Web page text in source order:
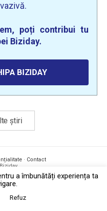
poți contribui tu
Biziday.
BIZIDAY
știri
· Contact
a îmbunătăți experiența ta
Refuz